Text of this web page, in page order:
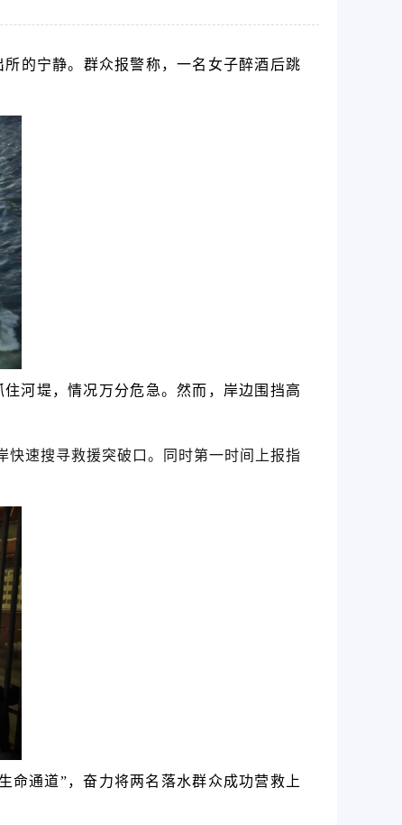
的宁静。群众报警称，一名女子醉酒后跳
河堤，情况万分危急。然而，岸边围挡高
快速搜寻救援突破口。同时第一时间上报指
命通道”，奋力将两名落水群众成功营救上